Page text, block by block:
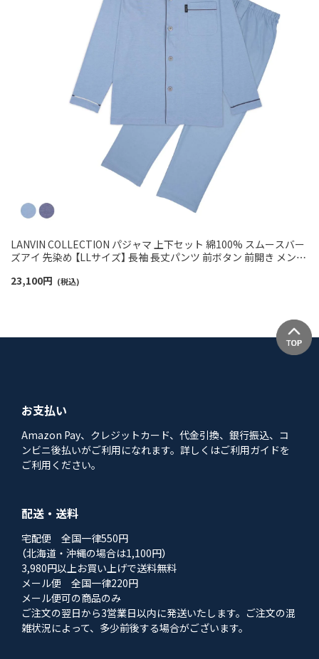
LANVIN COLLECTION パジャマ 上下セット 綿100% スムースバー
ズアイ 先染め 【LLサイズ】 長袖 長丈パンツ 前ボタン 前開き メンズ
23,100円 (税込)
お支払い
Amazon Pay、クレジットカード、代金引換、銀行振込、コ
ンビニ後払いがご利用になれます。詳しくはご利用ガイドを
ご利用ください。
配送・送料
宅配便 全国一律550円
（北海道・沖縄の場合は1,100円）
3,980円以上お買い上げで送料無料
メール便 全国一律220円
メール便可の商品のみ
ご注文の翌日から3営業日以内に発送いたします。ご注文の混
雑状況によって、多少前後する場合がございます。